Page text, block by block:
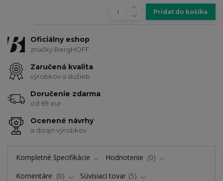
Pridať do košíka
Oficiálny eshop
značky BergHOFF
Zaručená kvalita
výrobkov a služieb
Doručenie zdarma
od 69 eur
Ocenené návrhy
a dizajn výrobkov
Kompletné špecifikácie Hodnotenie
0
Komentáre
0 Súvisiaci tovar 5